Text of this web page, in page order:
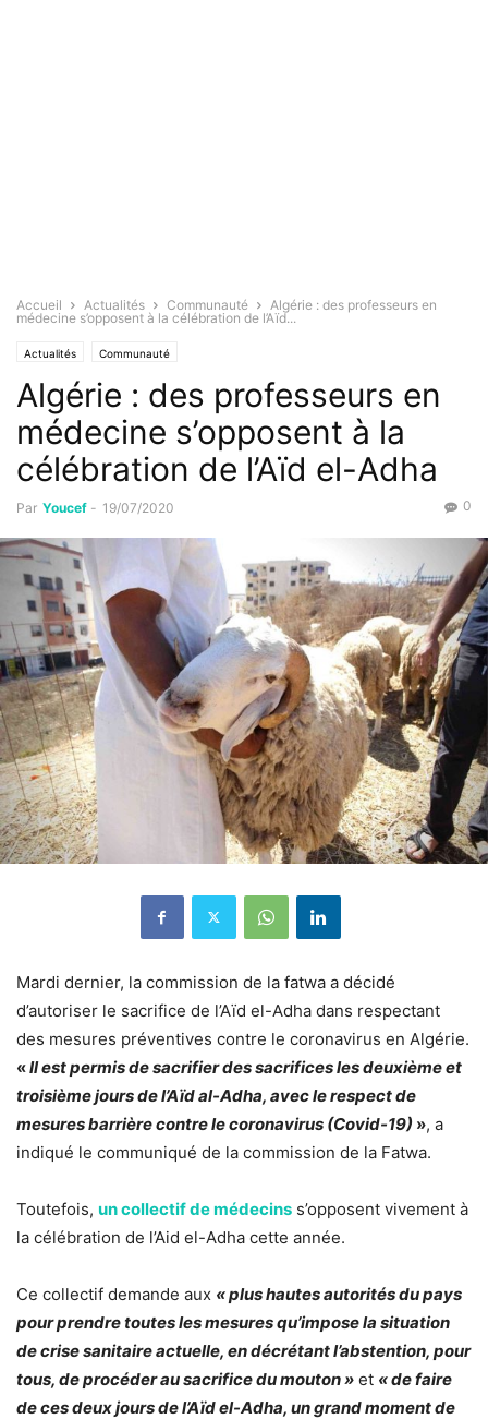
Accueil Actualités Communauté
Algérie : des professeurs en
médecine s’opposent à la célébration de l’Aïd...
Actualités Communauté
Algérie : des professeurs en
médecine s’opposent à la
célébration de l’Aïd el-Adha
Par Youcef - 19/07/2020 0
Mardi dernier, la commission de la fatwa a décidé
d’autoriser le sacrifice de l’Aïd el-Adha dans respectant
des mesures préventives contre le coronavirus en Algérie.
«Il est permis de sacrifier des sacrifices les deuxième et
troisième jours de l’Aïd al-Adha, avec le respect de
mesures barrière contre le coronavirus (Covid-19) », a
indiqué le communiqué de la commission de la Fatwa.
Toutefois, un collectif de médecins s’opposent vivement à
la célébration de l’Aid el-Adha cette année.
Ce collectif demande aux « plus hautes autorités du pays
pour prendre toutes les mesures qu’impose la situation
de crise sanitaire actuelle, en décrétant l’abstention, pour
tous, de procéder au sacrifice du mouton » et « de faire
de ces deux jours de l’Aïd el-Adha, un grand moment de